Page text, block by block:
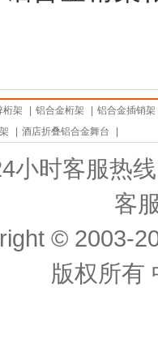
桁架 铝合金桁架
铝合金插销架
酒店折叠铝合金舞台
小时客服热
客
© 2003-
版权所有